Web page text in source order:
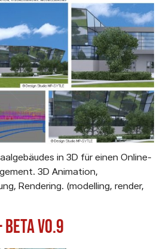
in 3D für einen Online-
3D Animation,
Rendering. (modelling, render,
V0.9